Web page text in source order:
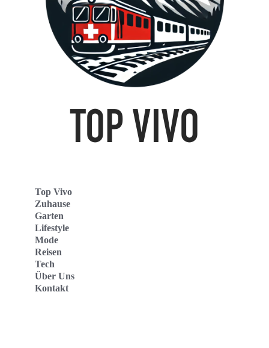
Top Vivo
Zuhause
Garten
Lifestyle
Mode
Reisen
Tech
Über Uns
Kontakt